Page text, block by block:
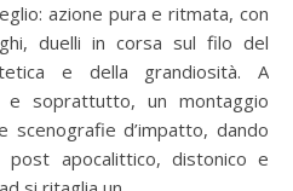
azione pura e ritmata, con
duelli in corsa sul filo del
e della grandiosità. A
soprattutto, un montaggio
scenografie d’impatto, dando
apocalittico, distonico e